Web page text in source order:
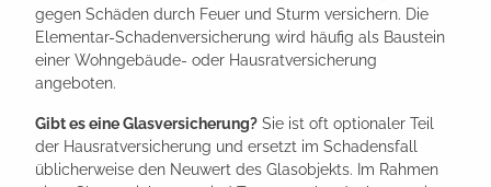
gegen Schäden durch Feuer und Sturm versichern. Die
Elementar-Schadenversicherung wird häufig als Baustein
einer Wohngebäude- oder Hausratversicherung
angeboten.
Gibt es eine Glasversicherung? Sie ist oft optionaler Teil
der Hausratversicherung und ersetzt im Schadensfall
üblicherweise den Neuwert des Glasobjekts. Im Rahmen